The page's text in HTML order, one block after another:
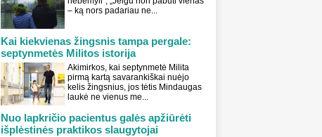
– ką nors padariau ne...
Kai kiekvienas žingsnis tampa pergale:
septynmetės Militos istorija
Akimirkos, kai septynmetė Milita
pirmą kartą savarankiškai nuėjo
kelis žingsnius, jos tėtis Mindaugas
laukė ne vienus me...
Nuo lapkričio pacientus galės apžiūrėti
išplėstinės praktikos slaugytojai